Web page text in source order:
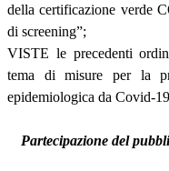
della certificazione verde
di screening”;
VISTE le precedenti
tema di misure per la
epidemiologica da Covid-
Partecipazione del